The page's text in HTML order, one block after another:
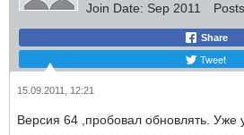
Join Date: Sep 2011
Share
Tweet
15.09.2011, 12:21
Версия 64 ,пробовал обновлять. Уже